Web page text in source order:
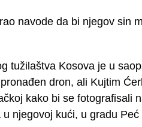
navode da bi njegov sin
tužilaštva Kosova je u
dron, ali Kujtim
kako bi se fotografisali
njegovoj kući, u gradu